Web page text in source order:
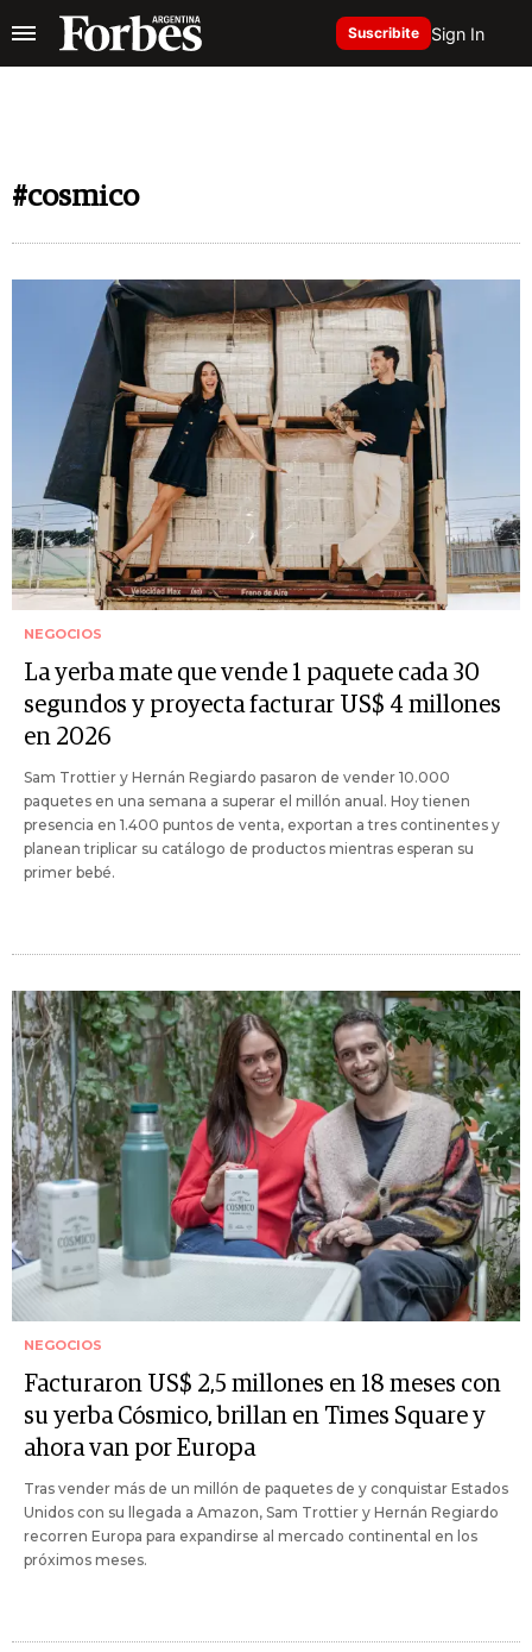
Suscribite Sign In
#cosmico
NEGOCIOS
La yerba mate que vende 1 paquete cada 30
segundos y proyecta facturar US$ 4 millones
en 2026
Sam Trottier y Hernán Regiardo pasaron de vender 10.000
paquetes en una semana a superar el millón anual. Hoy tienen
presencia en 1.400 puntos de venta, exportan a tres continentes y
planean triplicar su catálogo de productos mientras esperan su
primer bebé.
NEGOCIOS
Facturaron US$ 2,5 millones en 18 meses con
su yerba Cósmico, brillan en Times Square y
ahora van por Europa
Tras vender más de un millón de paquetes de y conquistar Estados
Unidos con su llegada a Amazon, Sam Trottier y Hernán Regiardo
recorren Europa para expandirse al mercado continental en los
próximos meses.